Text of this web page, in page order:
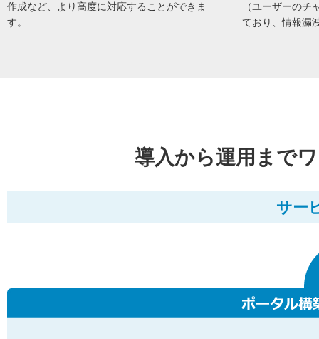
作成など、より高度に対応することができま
す。
（ユーザーのチ
ており、情報漏
導入から運用まで
サー